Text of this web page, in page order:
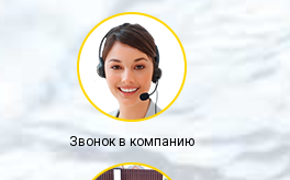
Звонок в компанию